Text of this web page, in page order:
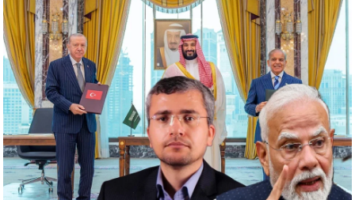
चा
य
प
र
स
मी
क्षा
ध
र्म